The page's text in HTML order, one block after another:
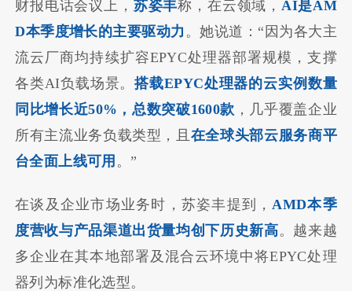
财报电话会议上， 苏姿丰称，在云领域，AI是AM
D本季度增长的主要驱动力 。她说道：“因为各大主
流云厂商均持续扩容EPYC处理器部署规模，支撑
各类AI负载场景。搭载EPYC处理器的云实例数量
同比增长近50%，总数突破1600款 ，几乎覆盖企业
所有主流业务负载类型，且 在全球头部云服务商平
台全面上线可用 。”
在谈及企业市场业务时，苏姿丰提到， AMD本季
度营收与产品渠道出货量均创下历史新高。越来越
多企业在其本地部署及混合云环境中将EPYC处理
器列为标准化选型。